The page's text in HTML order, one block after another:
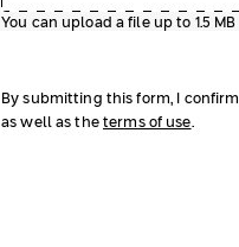
You can upload a file up to 1.5 MB
By submitting this form, I
as well as the terms of use.